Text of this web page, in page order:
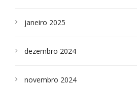
janeiro 2025
dezembro 2024
novembro 2024